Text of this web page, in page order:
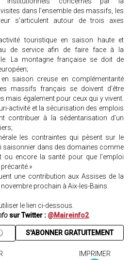
dans l’ensemble des massifs, les
s’articulent autour de trois axes
touristique en saison haute et
de service afin de faire face à la
La montagne française se doit de
saison creuse en complémentarité
massifs français se doivent d’être
mais également pour ceux qui y vivent.
activité et la sécurisation des emplois
contribuer à la sédentarisation d’un
les contraintes qui pèsent sur le
saisonnier dans des domaines comme
ou encore la santé pour que l’emploi
une contribution aux Assises de la
prochain à Aix-les-Bains.
le lien ci-dessous.
sur Twitter : @Maireinfo2
S'ABONNER GRATUITEMENT
IMPRIMER